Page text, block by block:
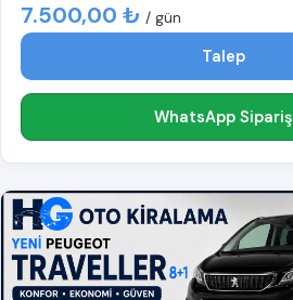
7.500,00 ₺ / gün
Talep
WhatsApp Sipariş